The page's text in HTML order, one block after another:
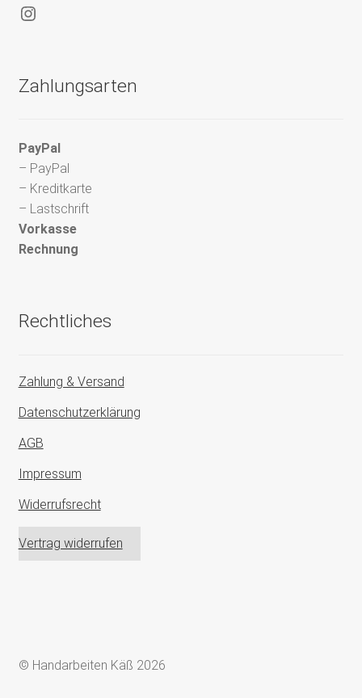
Instagram
Zahlungsarten
PayPal
– PayPal
– Kreditkarte
– Lastschrift
Vorkasse
Rechnung
Rechtliches
Zahlung & Versand
Datenschutzerklärung
AGB
Impressum
Widerrufsrecht
Vertrag widerrufen
© Handarbeiten Käß 2026